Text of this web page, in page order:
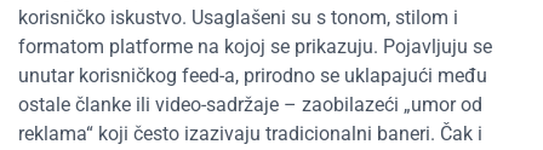
korisničko iskustvo. Usaglašeni su s tonom, stilom i
formatom platforme na kojoj se prikazuju. Pojavljuju se
unutar korisničkog feed-a, prirodno se uklapajući među
ostale članke ili video-sadržaje – zaobilazeći „umor od
reklama“ koji često izazivaju tradicionalni baneri. Čak i